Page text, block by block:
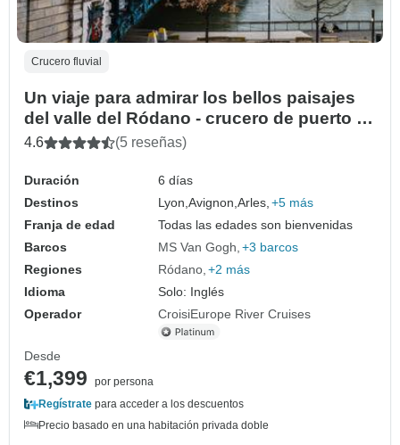
Crucero fluvial
Un viaje para admirar los bellos paisajes
del valle del Ródano - crucero de puerto a
puerto
4.6 (5 reseñas)
Duración
6 días
Destinos
Lyon,Avignon,Arles, +5 más
Franja de edad
Todas las edades son bienvenidas
Barcos
MS Van Gogh +3 barcos
Regiones
Ródano +2 más
Idioma
Solo: Inglés
Operador
CroisiEurope River Cruises
Desde
€1,399
por persona
Regístrate para acceder a los descuentos
Precio basado en una habitación privada doble